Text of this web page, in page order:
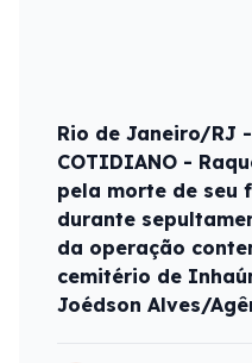
Rio de Janeiro/RJ
COTIDIANO -
pela morte de seu
durante
da operação
cemitério de
Joédson Alves/